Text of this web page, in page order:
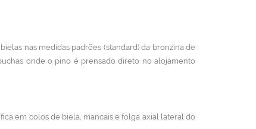
nas medidas padrões (standard) da bronzina de
onde o pino é prensado direto no alojamento
em colos de biela, mancais e folga axial lateral do